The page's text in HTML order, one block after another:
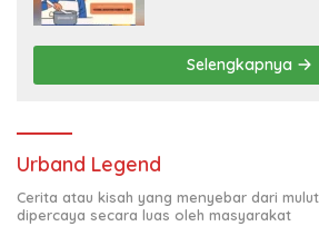
Selengkapnya
Urband Legend
Cerita atau kisah yang menyebar dari
dipercaya secara luas oleh masyarakat